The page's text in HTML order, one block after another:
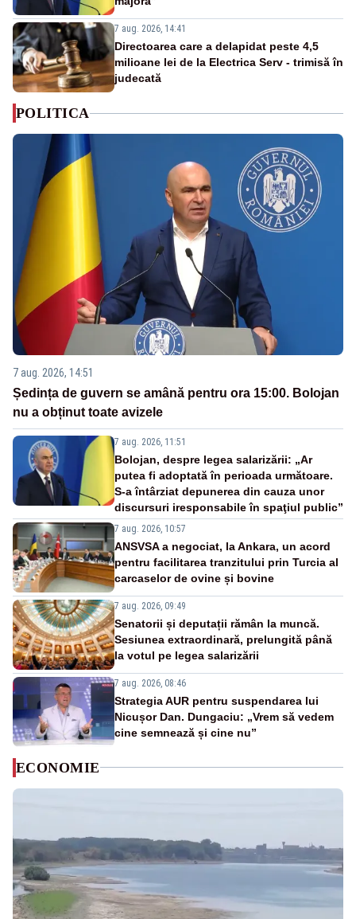
7 aug. 2026, 14:41
Directoarea care a delapidat peste 4,5
milioane lei de la Electrica Serv - trimisă în
judecată
POLITICA
7 aug. 2026, 14:51
Ședința de guvern se amână pentru ora 15:00. Bolojan
nu a obținut toate avizele
7 aug. 2026, 11:51
Bolojan, despre legea salarizării: „Ar
putea fi adoptată în perioada următoare.
S-a întârziat depunerea din cauza unor
discursuri iresponsabile în spaţiul public”
7 aug. 2026, 10:57
ANSVSA a negociat, la Ankara, un acord
pentru facilitarea tranzitului prin Turcia al
carcaselor de ovine și bovine
7 aug. 2026, 09:49
Senatorii și deputații rămân la muncă.
Sesiunea extraordinară, prelungită până
la votul pe legea salarizării
7 aug. 2026, 08:46
Strategia AUR pentru suspendarea lui
Nicușor Dan. Dungaciu: „Vrem să vedem
cine semnează și cine nu”
ECONOMIE